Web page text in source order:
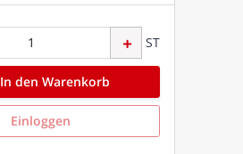
ST
In den Warenkorb
Einloggen